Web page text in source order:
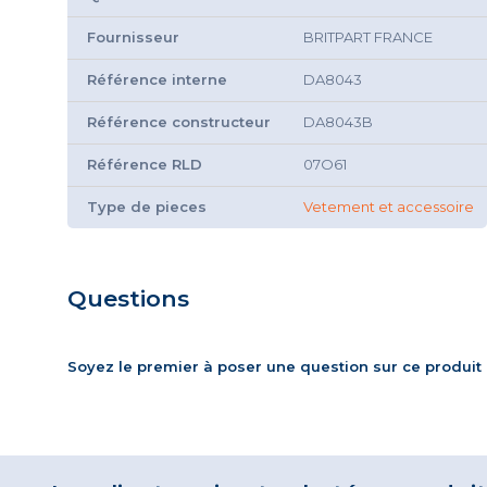
Fournisseur BRITPART FRANCE
Référence interne DA8043
Référence constructeur DA8043B
Référence RLD 07O61
Type de pieces Vetement et accessoire
Questions
Soyez le premier à poser une question sur ce produit